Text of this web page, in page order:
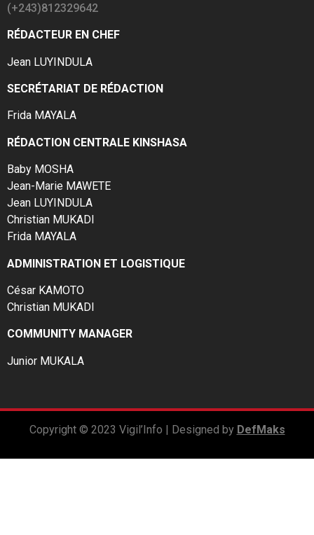
(+243)812329642
RÉDACTEUR EN CHEF
Jean LUYINDULA
SECRÉTARIAT DE RÉDACTION
Frida MAYALA
RÉDACTION CENTRALE KINSHASA
Baby MOSHA
Jean-Marie MAWETE
Jean LUYINDULA
Christian MUKADI
Frida MAYALA
ADMINISTRATION ET LOGISTIQUE
César KAMOTO
Christian MUKADI
COMMUNITY MANAGER
Junior MUKALA
Copyright © 2023 Vigil’Info | Designed by DefMaks